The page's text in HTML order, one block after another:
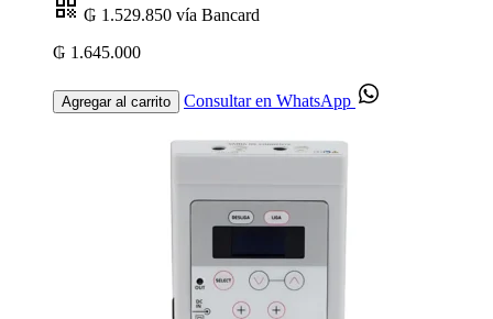
₲ 1.529.850 vía Bancard
₲ 1.645.000
Agregar al carrito Consultar en WhatsApp